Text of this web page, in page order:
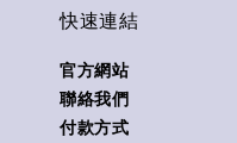
快速連結
官方網站
聯絡我們
付款方式